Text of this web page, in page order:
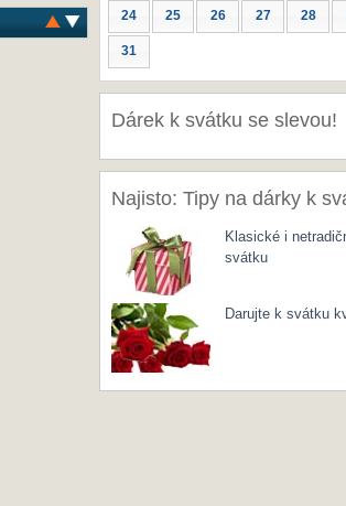
24 25 26 27 28
31
Dárek k svátku se slevou!
Najisto: Tipy na dárky k
Klasické i
svátku
Darujte k svátku